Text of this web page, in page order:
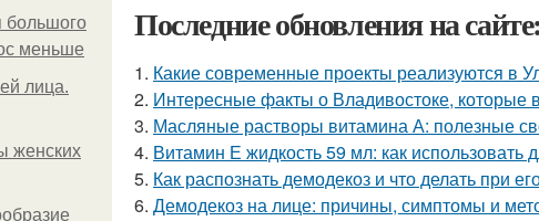
большого
меньше
лица.
женских
Последние обновления на сайте:
1. Какие современные проекты реализуются в
2. Интересные факты о Владивостоке, которые
3. Масляные растворы витамина А: полезные
4. Витамин Е жидкость 59 мл: как использовать
5. Как распознать демодекоз и что делать при
6. Демодекоз на лице: причины, симптомы и